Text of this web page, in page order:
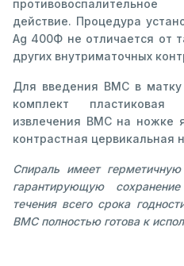
действие. Процедура
Ag 400Ф не отличается от
других внутриматочных
Для введения ВМС в матку
комплект пластиковая
извлечения ВМС на ножке
контрастная цервикальная
Спираль имеет
гарантирующую
течения всего срока
ВМС полностью готова к